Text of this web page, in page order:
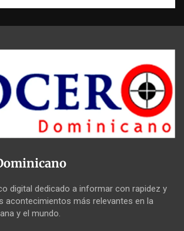
digital dedicado a informar con rapidez y
acontecimientos más relevantes en la
y el mundo.